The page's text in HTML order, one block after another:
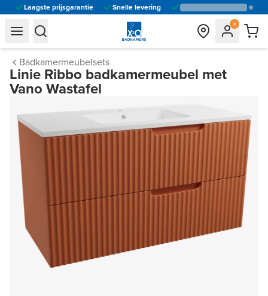
Laagste prijsgarantie Snelle levering
general.navigation.toggle_menu.label
general.navigation.toggle_menu.label
Badkamermeubelsets
Linie Ribbo badkamermeubel met
Vano Wastafel